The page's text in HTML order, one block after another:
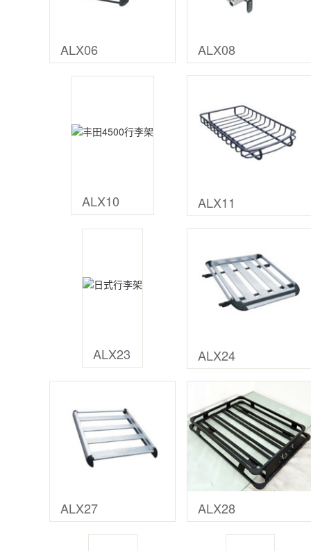
ALX06 ALX08
ALX10 ALX11
ALX23 ALX24
ALX27 ALX28